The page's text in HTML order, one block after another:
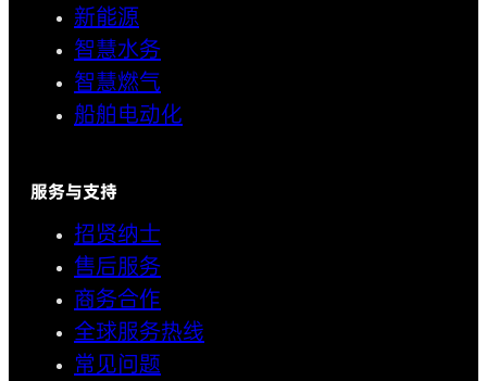
新能源
智慧水务
智慧燃气
船舶电动化
服务与支持
招贤纳士
售后服务
商务合作
全球服务热线
常见问题